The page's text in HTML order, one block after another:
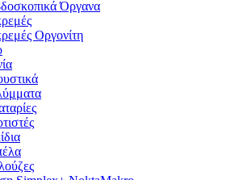
Όργανα
Οργονίτη